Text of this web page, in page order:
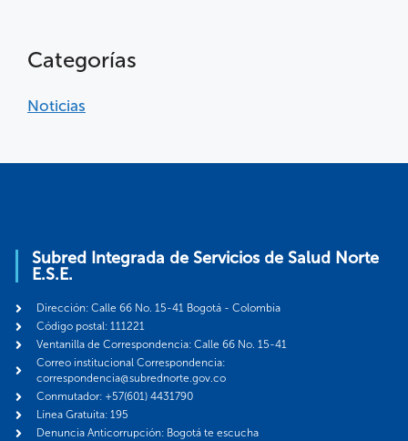
Categorías
Noticias
Subred Integrada de Servicios de Salud Norte
E.S.E.
Dirección: Calle 66 No. 15-41 Bogotá - Colombia
Código postal: 111221
Ventanilla de Correspondencia: Calle 66 No. 15-41
Correo institucional Correspondencia:
correspondencia@subrednorte.gov.co
Conmutador: +57(601) 4431790
Línea Gratuita: 195
Denuncia Anticorrupción: Bogotá te escucha